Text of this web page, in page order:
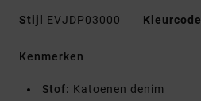
Stijl EVJDP03000 Kleurcode
Kenmerken
Stof: Katoenen denim